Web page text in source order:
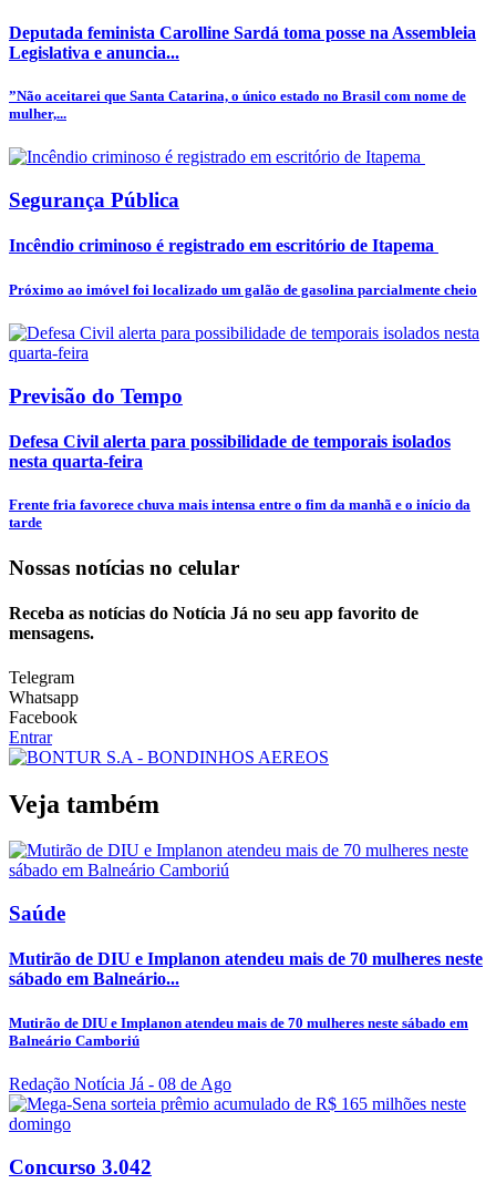
Deputada feminista Carolline Sardá toma posse na Assembleia
Legislativa e anuncia...
”Não aceitarei que Santa Catarina, o único estado no Brasil com nome de
mulher,...
Segurança Pública
Incêndio criminoso é registrado em escritório de Itapema
Próximo ao imóvel foi localizado um galão de gasolina parcialmente cheio
Previsão do Tempo
Defesa Civil alerta para possibilidade de temporais isolados
nesta quarta-feira
Frente fria favorece chuva mais intensa entre o fim da manhã e o início da
tarde
Nossas notícias no celular
Receba as notícias do Notícia Já no seu app favorito de
mensagens.
Telegram
Whatsapp
Facebook
Entrar
Veja também
Saúde
Mutirão de DIU e Implanon atendeu mais de 70 mulheres neste
sábado em Balneário...
Mutirão de DIU e Implanon atendeu mais de 70 mulheres neste sábado em
Balneário Camboriú
Redação Notícia Já - 08 de Ago
Concurso 3.042